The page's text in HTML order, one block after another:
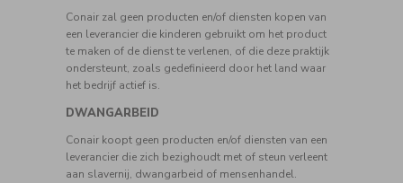
Conair zal geen producten en/of diensten kopen van
een leverancier die kinderen gebruikt om het product
te maken of de dienst te verlenen, of die deze praktijk
ondersteunt, zoals gedefinieerd door het land waar
het bedrijf actief is.
DWANGARBEID
Conair koopt geen producten en/of diensten van een
leverancier die zich bezighoudt met of steun verleent
aan slavernij, dwangarbeid of mensenhandel.